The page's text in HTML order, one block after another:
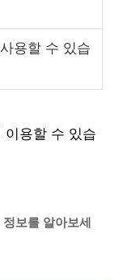
용할 수 있습
이용할 수 있습
보를 알아보세